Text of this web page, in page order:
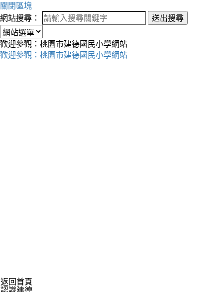
關閉區塊
網站搜尋：
送出搜尋
歡迎參觀：桃園市建德國民小學網站
歡迎參觀：桃園市建德國民小學網站
返回首頁